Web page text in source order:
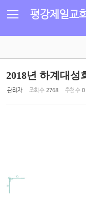
평강제일교
2018년 하계대성
관리자 조회 수 2768 추천 수 0